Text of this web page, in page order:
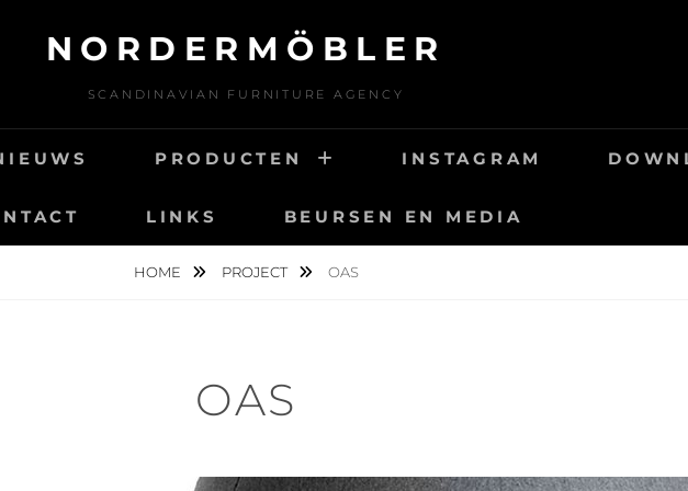
NORDERMÖBLER
SCANDINAVIAN FURNITURE AGENCY
PRODUCTEN INSTAGRAM
LINKS BEURSEN EN MEDIA
HOME PROJECT OAS
OAS